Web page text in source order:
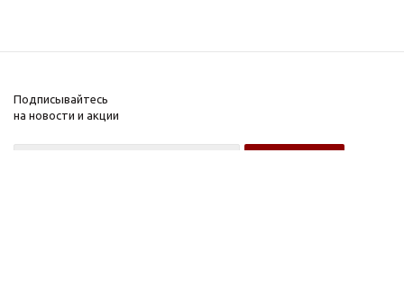
Подписывайтесь
на новости и акции